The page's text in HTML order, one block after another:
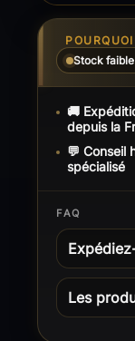
Stock faible
🚚
depuis la
💬 Conseil
spécialisé
FAQ
Les